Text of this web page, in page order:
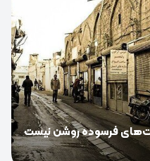
فرسوده روشن نیست